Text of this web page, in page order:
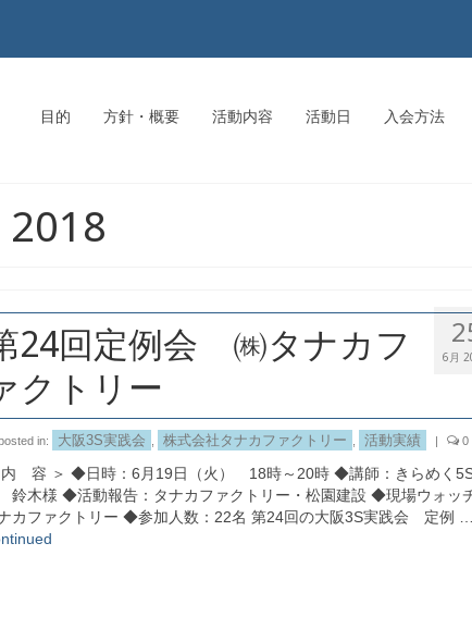
目的 方針・概要 活動内容 活動日 入会方法
6月
24回定例会 ㈱タナカフ
クトリー
in: 大阪3S実践会 株式会社タナカファクトリー 活動実績 | 0
内 容 ＞ ◆日時：6月19日（火） 18時～20時 ◆講師：きらめく
木様 ◆活動報告：タナカファクトリー・松園建設 ◆現場ウォッ
カファクトリー ◆参加人数：22名 第24回の大阪3S実践会 定例 …